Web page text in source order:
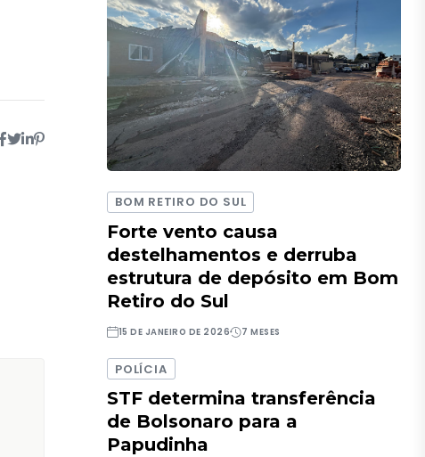
BOM RETIRO DO SUL
Forte vento causa
destelhamentos e derruba
estrutura de depósito em Bom
Retiro do Sul
15 DE JANEIRO DE 2026 7 MESES
POLÍCIA
STF determina transferência
de Bolsonaro para a
Papudinha